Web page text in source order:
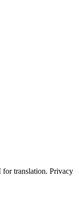
for translation. Privacy